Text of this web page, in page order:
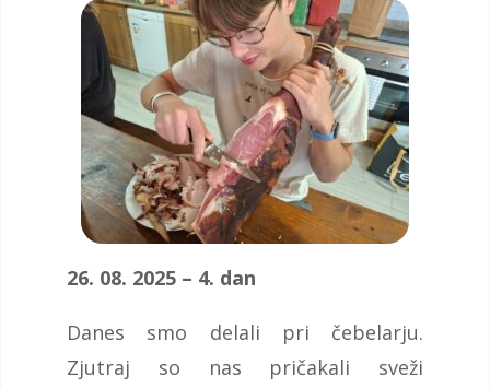
26. 08. 2025 – 4. dan
Danes smo delali pri čebelarju.
Zjutraj so nas pričakali sveži